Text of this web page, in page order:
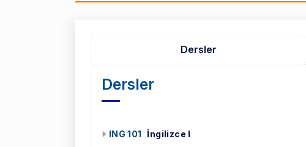
Dersler
Dersler
ING 101 İngilizce I